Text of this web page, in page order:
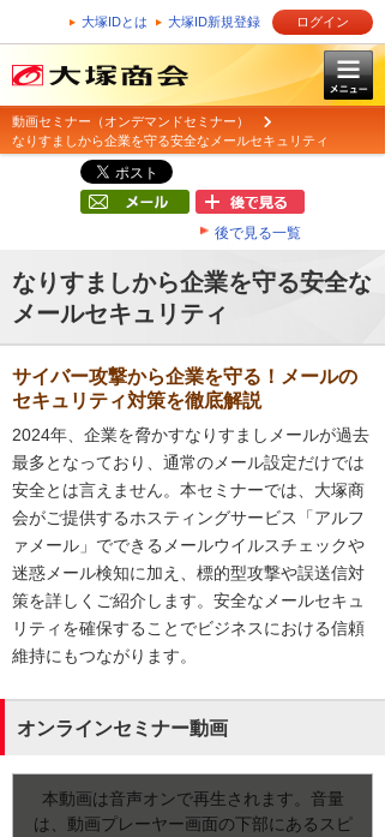
大塚IDとは 大塚ID新規登録 ログイン
動画セミナー（オンデマンドセミナー）
なりすましから企業を守る安全なメールセキュリティ
後で見る一覧
なりすましから企業を守る安全な
メールセキュリティ
サイバー攻撃から企業を守る！メールの
セキュリティ対策を徹底解説
2024年、企業を脅かすなりすましメールが過去
最多となっており、通常のメール設定だけでは
安全とは言えません。本セミナーでは、大塚商
会がご提供するホスティングサービス「アルフ
ァメール」でできるメールウイルスチェックや
迷惑メール検知に加え、標的型攻撃や誤送信対
策を詳しくご紹介します。安全なメールセキュ
リティを確保することでビジネスにおける信頼
維持にもつながります。
オンラインセミナー動画
本動画は音声オンで再生されます。音量
は、動画プレーヤー画面の下部にあるスピ